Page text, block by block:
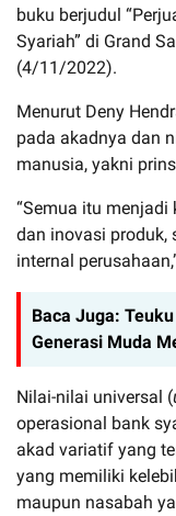
buku berjudul
Syariah” di Grand
(4/11/2022).
Menurut Deny
pada akadnya dan
manusia, yakni
“Semua itu
dan inovasi produk,
internal
Baca Juga:
Generasi Muda
Nilai-nilai universal (
operasional bank
akad variatif yang
yang memiliki
maupun nasabah